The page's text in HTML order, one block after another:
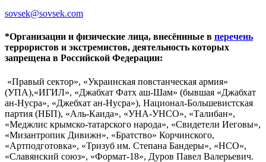
sovsek@sovsek.com
*Организации и физические лица, внесённные в перечень
террористов и экстремистов, деятельность которых
запрещена в Российской Федерации:
«Правый сектор», «Украинская повстанческая армия»
(УПА),«ИГИЛ», «Джабхат Фатх аш-Шам» (бывшая «Джабхат
ан-Нусра», «Джебхат ан-Нусра»), Национал-Большевистская
партия (НБП), «Аль-Каида», «УНА-УНСО», «Талибан»,
«Меджлис крымско-татарского народа», «Свидетели Иеговы»,
«Мизантропик Дивижн», «Братство» Корчинского,
«Артподготовка», «Тризуб им. Степана Бандеры», «НСО»,
«Славянский союз», «Формат-18», Дуров Павел Валерьевич.